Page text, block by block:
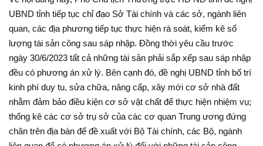
UBND tỉnh tiếp tục chỉ đạo Sở Tài chính và các sở, ngành liên
quan, các địa phương tiếp tục thực hiện rà soát, kiểm kê số
lượng tài sản công sau sáp nhập. Đồng thời yêu cầu trước
ngày 30/6/2023 tất cả những tài sản phải sắp xếp sau sáp nhập
đều có phương án xử lý. Bên cạnh đó, đề nghị UBND tỉnh bố trí
kinh phí duy tu, sửa chữa, nâng cấp, xây mới cơ sở nhà đất
nhằm đảm bảo điều kiện cơ sở vật chất để thực hiện nhiệm vụ;
thống kê các cơ sở trụ sở của các cơ quan Trung ương đứng
chân trên địa bàn để đề xuất với Bộ Tài chính, các Bộ, ngành